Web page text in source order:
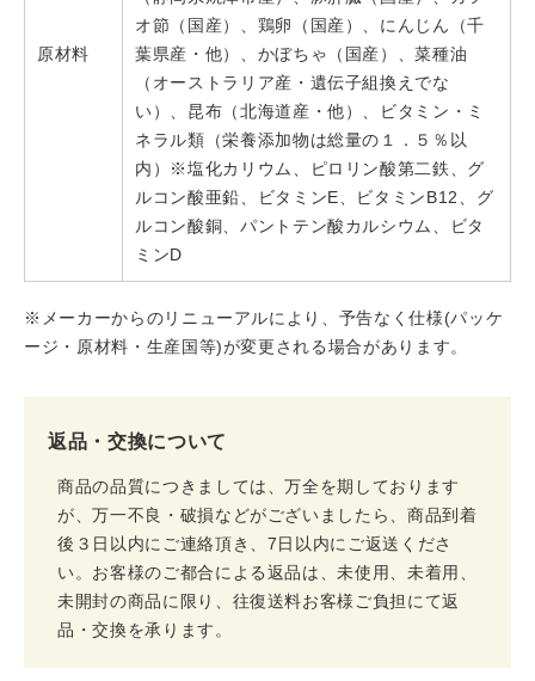
原材料
オ節（国産）、鶏卵（国産）、にんじん（千
葉県産・他）、かぼちゃ（国産）、菜種油
（オーストラリア産・遺伝子組換えでな
い）、昆布（北海道産・他）、ビタミン・ミ
ネラル類（栄養添加物は総量の１．５％以
内）※塩化カリウム、ピロリン酸第二鉄、グ
ルコン酸亜鉛、ビタミンE、ビタミンB12、グ
ルコン酸銅、パントテン酸カルシウム、ビタ
ミンD
※メーカーからのリニューアルにより、予告なく仕様(パッケ
ージ・原材料・生産国等)が変更される場合があります。
返品・交換について
商品の品質につきましては、万全を期しております
が、万一不良・破損などがございましたら、商品到着
後３日以内にご連絡頂き、7日以内にご返送くださ
い。お客様のご都合による返品は、未使用、未着用、
未開封の商品に限り、往復送料お客様ご負担にて返
品・交換を承ります。